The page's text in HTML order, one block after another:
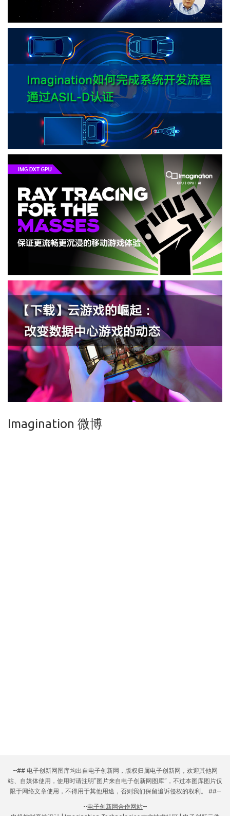
Imagination 微博
--## 电子创新网图库均出自电子创新网，版权归属电子创新网，欢迎其他网
站、自媒体使用，使用时请注明“图片来自电子创新网图库”，不过本图库图片仅
限于网络文章使用，不得用于其他用途，否则我们保留追诉侵权的权利。 ##--
--电子创新网合作网站--